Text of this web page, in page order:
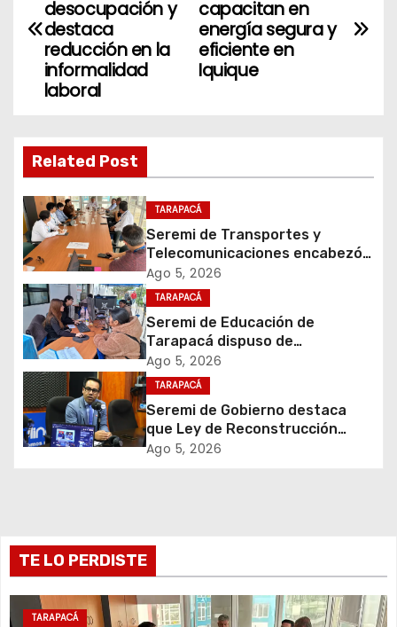
a
a
c
i
ó
n
d
e
e
a
d
capacitan en
energía segura y
eficiente en
Iquique
desocupación y
destaca
reducción en la
informalidad
laboral
Related Post
TARAPACÁ
Seremi de Transportes y
Telecomunicaciones encabezó
primera mesa de coordinación
para el retiro de cables en
desuso en Iquique
Ago 5, 2026
TARAPACÁ
Seremi de Educación de
Tarapacá dispuso de
facilitadores para apoyar
proceso de Admisión Escolar
2027
Ago 5, 2026
TARAPACÁ
Seremi de Gobierno destaca
que Ley de Reconstrucción
Nacional impulsará la inversión
Ago 5, 2026
TE LO PERDISTE
TARAPACÁ